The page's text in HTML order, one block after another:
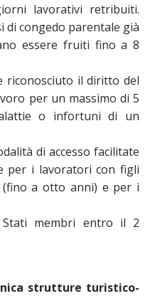
lavorativi retribuiti.
di congedo parentale già
essere fruiti fino a 8
riconosciuto il diritto del
per un massimo di 5
o infortuni di un
di accesso facilitate
per i lavoratori con figli
a otto anni) e per i
Stati membri entro il 2
strutture turistico-